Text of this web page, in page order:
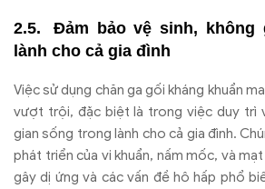
Đảm bảo vệ sinh, không
lành cho cả gia đình
Việc sử dụng chăn ga gối kháng khuẩn
vượt trội, đặc biệt là trong việc duy trì
gian sống trong lành cho cả gia đình.
phát triển của vi khuẩn, nấm mốc, và
gây dị ứng và các vấn đề hô hấp phổ